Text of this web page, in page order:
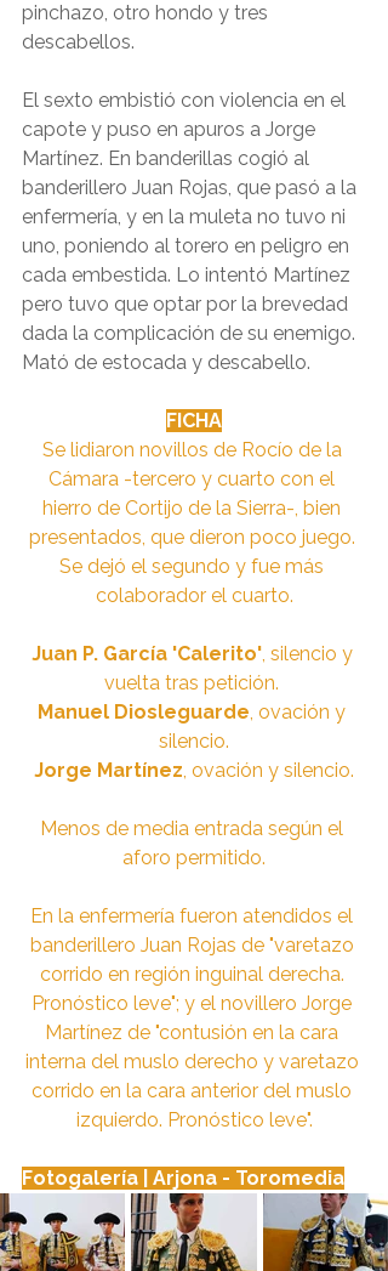
pinchazo, otro hondo y tres
descabellos.
El sexto embistió con violencia en el
capote y puso en apuros a Jorge
Martínez. En banderillas cogió al
banderillero Juan Rojas, que pasó a la
enfermería, y en la muleta no tuvo ni
uno, poniendo al torero en peligro en
cada embestida. Lo intentó Martínez
pero tuvo que optar por la brevedad
dada la complicación de su enemigo.
Mató de estocada y descabello.
FICHA
Se lidiaron novillos de Rocío de la
Cámara -tercero y cuarto con el
hierro de Cortijo de la Sierra-, bien
presentados, que dieron poco juego.
Se dejó el segundo y fue más
colaborador el cuarto.
Juan P. García 'Calerito', silencio y
vuelta tras petición.
Manuel Diosleguarde, ovación y
silencio.
Jorge Martínez, ovación y silencio.
Menos de media entrada según el
aforo permitido.
En la enfermería fueron atendidos el
banderillero Juan Rojas de "varetazo
corrido en región inguinal derecha.
Pronóstico leve"; y el novillero Jorge
Martínez de "contusión en la cara
interna del muslo derecho y varetazo
corrido en la cara anterior del muslo
izquierdo. Pronóstico leve".
Fotogalería | Arjona - Toromedia